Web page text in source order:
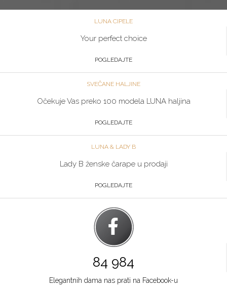
LUNA CIPELE
Your perfect choice
POGLEDAJTE
SVEČANE HALJINE
Očekuje Vas preko 100 modela LUNA haljina
POGLEDAJTE
LUNA & LADY B
Lady B ženske čarape u prodaji
POGLEDAJTE
84 984
Elegantnih dama nas prati na Facebook-u